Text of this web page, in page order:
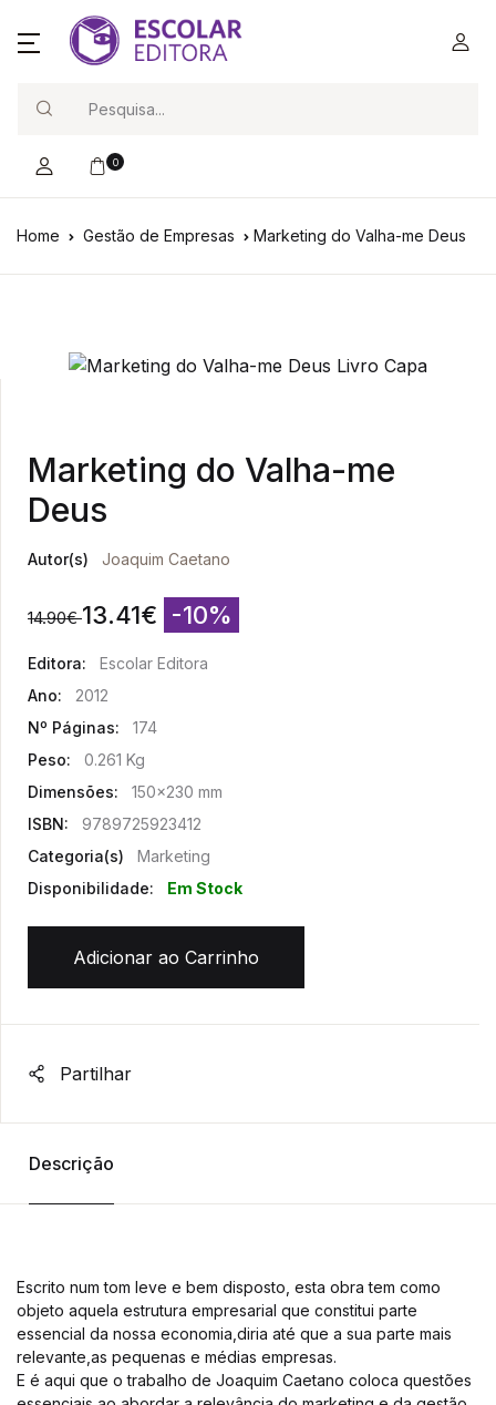
0
Home Gestão de Empresas Marketing do Valha-me Deus
Marketing do Valha-me
Deus
Autor(s) Joaquim Caetano
14.90€ 13.41€ -10%
Editora:
Escolar Editora
Ano:
2012
Nº Páginas:
174
Peso:
0.261 Kg
Dimensões:
150x230 mm
ISBN:
9789725923412
Categoria(s)
Marketing
Disponibilidade:
Em Stock
Adicionar ao Carrinho
Partilhar
Descrição
Escrito num tom leve e bem disposto, esta obra tem como
objeto aquela estrutura empresarial que constitui parte
essencial da nossa economia,diria até que a sua parte mais
relevante,as pequenas e médias empresas.
E é aqui que o trabalho de Joaquim Caetano coloca questões